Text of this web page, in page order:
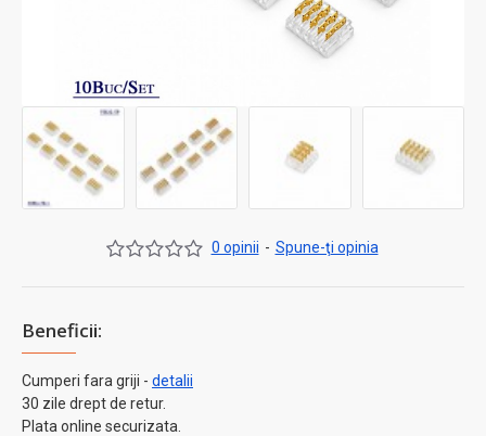
Beneficii:
Cumperi fara griji - detalii
30 zile drept de retur.
Plata online securizata.
0 opinii - Spune-ţi opinia